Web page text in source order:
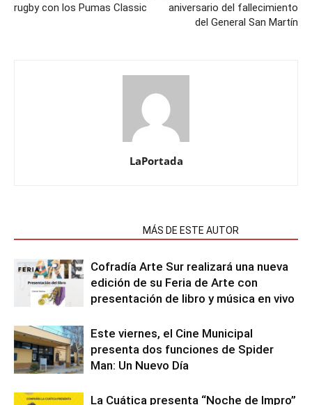
rugby con los Pumas Classic
aniversario del fallecimiento
del General San Martín
LaPortada
MÁS DE ESTE AUTOR
Cofradía Arte Sur realizará una nueva
edición de su Feria de Arte con
presentación de libro y música en vivo
Este viernes, el Cine Municipal
presenta dos funciones de Spider
Man: Un Nuevo Día
La Cuática presenta “Noche de Impro”